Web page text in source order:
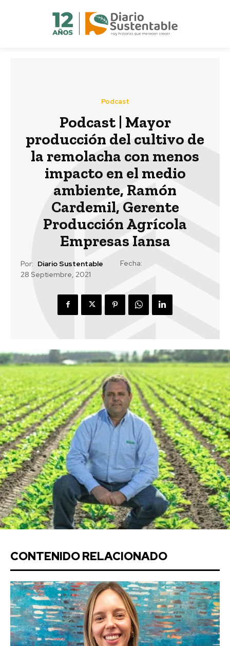
Podcast
Podcast | Mayor
producción del cultivo de
la remolacha con menos
impacto en el medio
ambiente, Ramón
Cardemil, Gerente
Producción Agrícola
Empresas Iansa
Por: Diario Sustentable
Fecha:
28 Septiembre, 2021
CONTENIDO RELACIONADO